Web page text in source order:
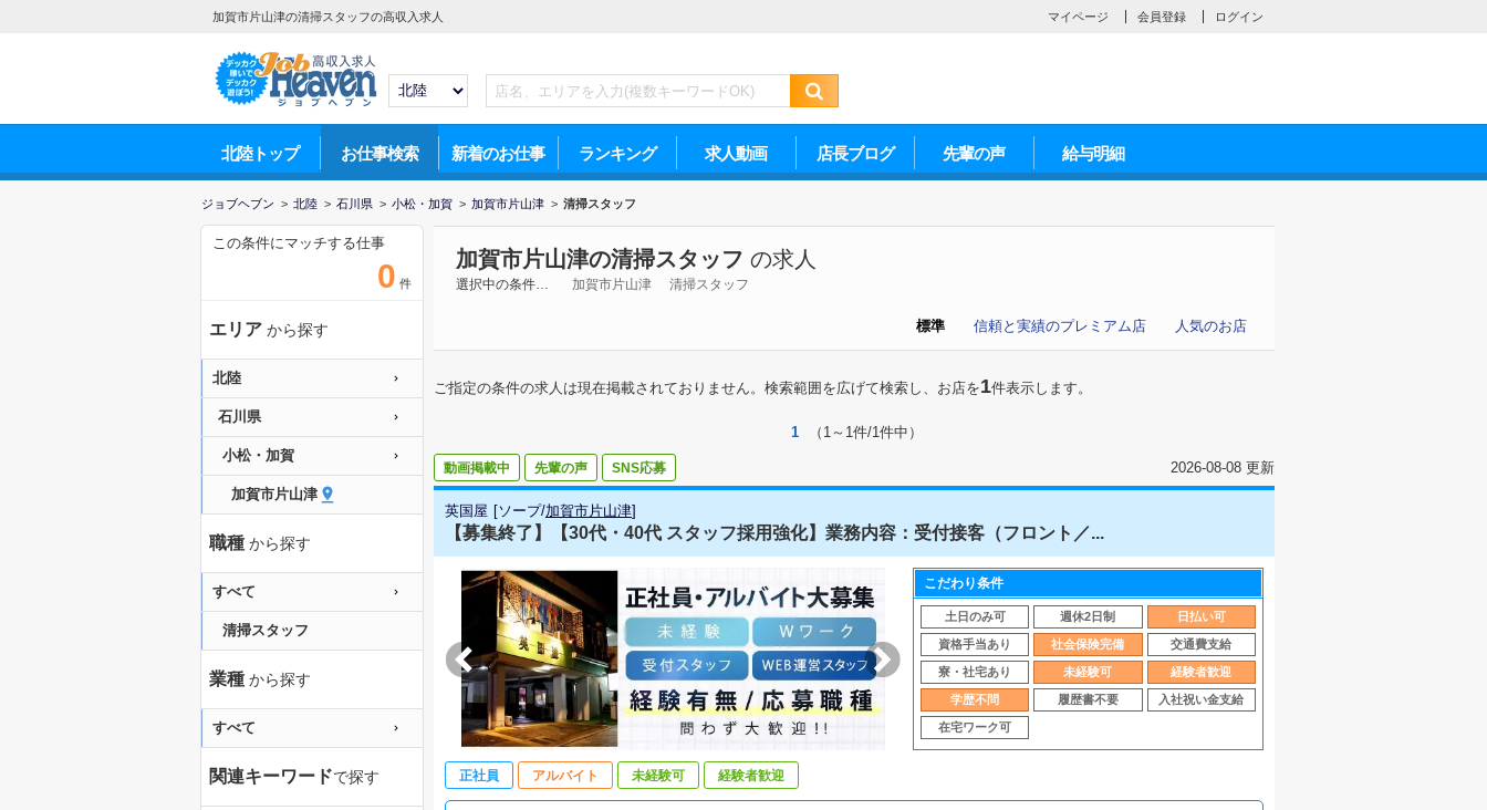
加賀市片山津の清掃スタッフの高収入求人 マイページ 会員登録 ログイン
北陸トップ お仕事検索 新着のお仕事 ランキング 求人動画 店長ブログ 先輩の声 給与明細
ジョブヘブン > 北陸 > 石川県 > 小松・加賀 > 加賀市片山津 > 清掃スタッフ
加賀市片山津の清掃スタッフ の求人
選択中の条件… 加賀市片山津 清掃スタッフ
人気のお店
信頼と実績のプレミアム店
標準
ご指定の条件の求人は現在掲載されておりません。検索範囲を広げて検索し、お店を1件表示します。
1 （1～1件/1件中）
動画掲載中 先輩の声 SNS応募 2026-08-08 更新
英国屋 [ソープ/加賀市片山津]
【募集終了】【30代・40代 スタッフ採用強化】業務内容：受付接客（フロント／...
こだわり条件
土日のみ可 週休2日制 日払い可
資格手当あり 社会保険完備 交通費支給
寮・社宅あり 未経験可 経験者歓迎
学歴不問 履歴書不要 入社祝い金支給
在宅ワーク可
正社員 アルバイト 未経験可 経験者歓迎
この条件にマッチする仕事
0 件
エリア から探す
北陸
石川県
小松・加賀
加賀市片山津
職種 から探す
すべて
清掃スタッフ
業種 から探す
すべて
関連キーワードで探す